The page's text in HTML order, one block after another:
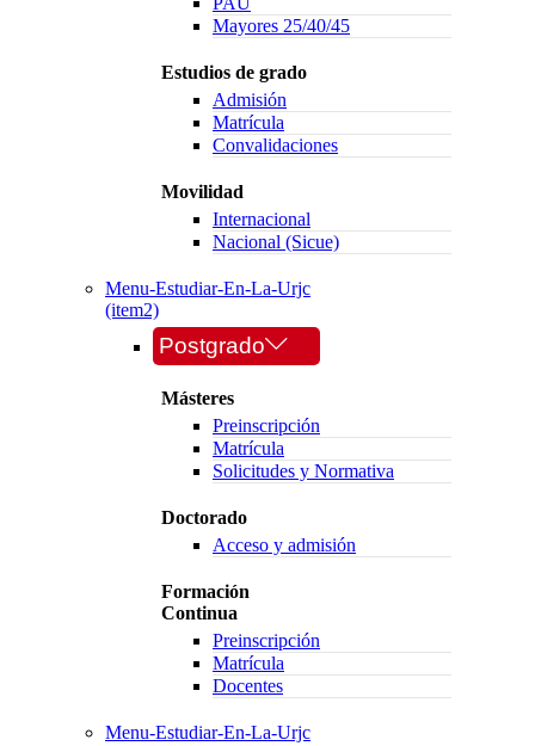
Mayores 25/40/45
Estudios de grado
Admisión
Matrícula
Convalidaciones
Movilidad
Internacional
Nacional (Sicue)
Menu-Estudiar-En-La-Urjc
(item2)
Postgrado
Másteres
Preinscripción
Matrícula
Solicitudes y Normativa
Doctorado
Acceso y admisión
Formación
Continua
Preinscripción
Matrícula
Docentes
Menu-Estudiar-En-La-Urjc